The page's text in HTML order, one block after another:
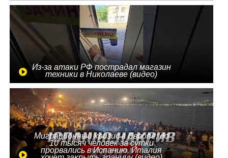
Из-за атаки РФ пострадал магазин
техники в Николаеве (видео)
Миграционный кризис в Европе: до
10 тысяч человек за сутки
прорвались в Испанию, Италия